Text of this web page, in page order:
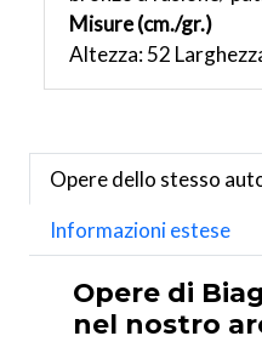
Misure (cm./gr.)
Altezza: 52
Opere dello stesso
Informazioni estese
Opere di
nel nostro